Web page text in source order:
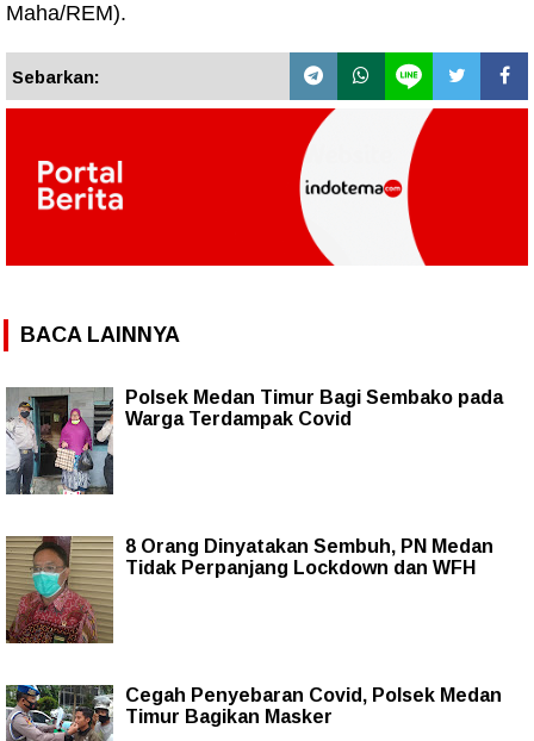
Maha/REM).
Sebarkan:
BACA LAINNYA
Polsek Medan Timur Bagi Sembako pada
Warga Terdampak Covid
8 Orang Dinyatakan Sembuh, PN Medan
Tidak Perpanjang Lockdown dan WFH
Cegah Penyebaran Covid, Polsek Medan
Timur Bagikan Masker